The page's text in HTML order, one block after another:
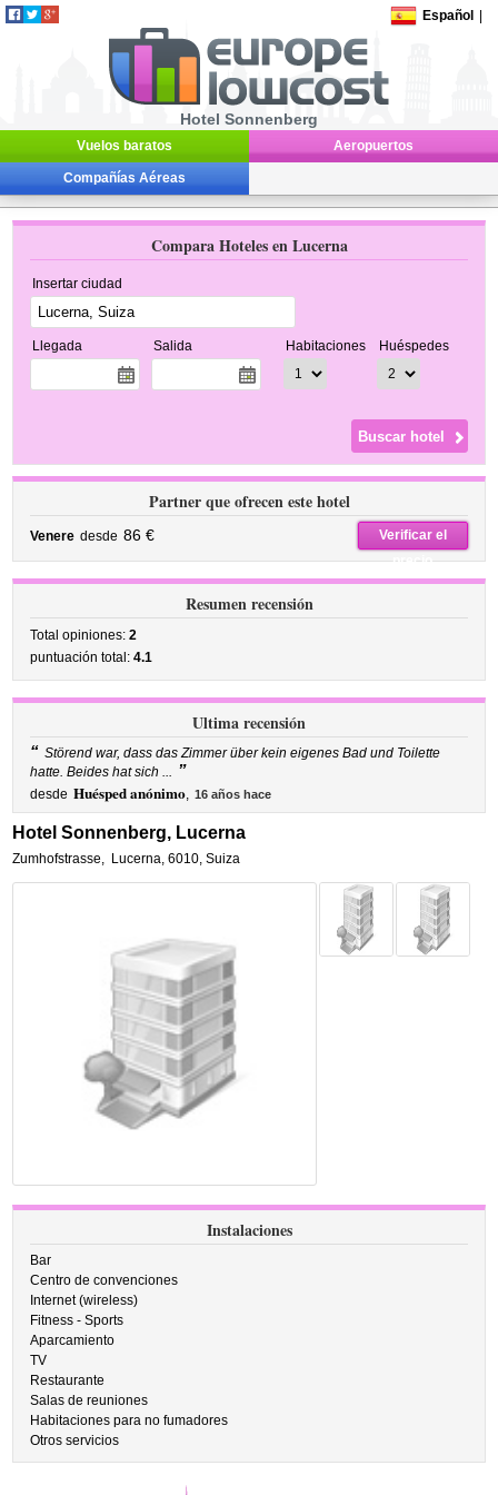
Español
Hotel Sonnenberg
Vuelos baratos Aeropuertos
Compañías Aéreas
Compara Hoteles en Lucerna
Insertar ciudad
Llegada Salida Habitaciones Huéspedes
Partner que ofrecen este hotel
Venere desde 86 €
Verificar el
precio
Resumen recensión
Total opiniones:2
puntuación total:4.1
Ultima recensión
“ Störend war, dass das Zimmer über kein eigenes Bad und Toilette
hatte. Beides hat sich ... ”
desde Huésped anónimo, 16 años hace
Hotel Sonnenberg, Lucerna
Zumhofstrasse, Lucerna,6010, Suiza
Instalaciones
Bar
Centro de convenciones
Internet (wireless)
Fitness - Sports
Aparcamiento
TV
Restaurante
Salas de reuniones
Habitaciones para no fumadores
Otros servicios